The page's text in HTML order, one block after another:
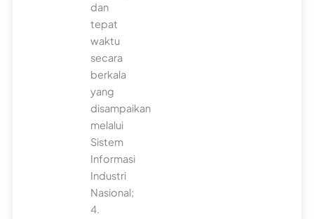
dan
tepat
waktu
secara
berkala
yang
disampaikan
melalui
Sistem
Informasi
Industri
Nasional;
4.